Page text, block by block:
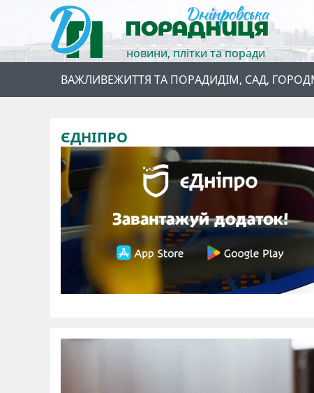
новини, плітки та поради
ВАЖЛИВЕЖИТТЯ ТА ПОРАДИДІМ, САД, ГОРОД
ЄДНІПРО